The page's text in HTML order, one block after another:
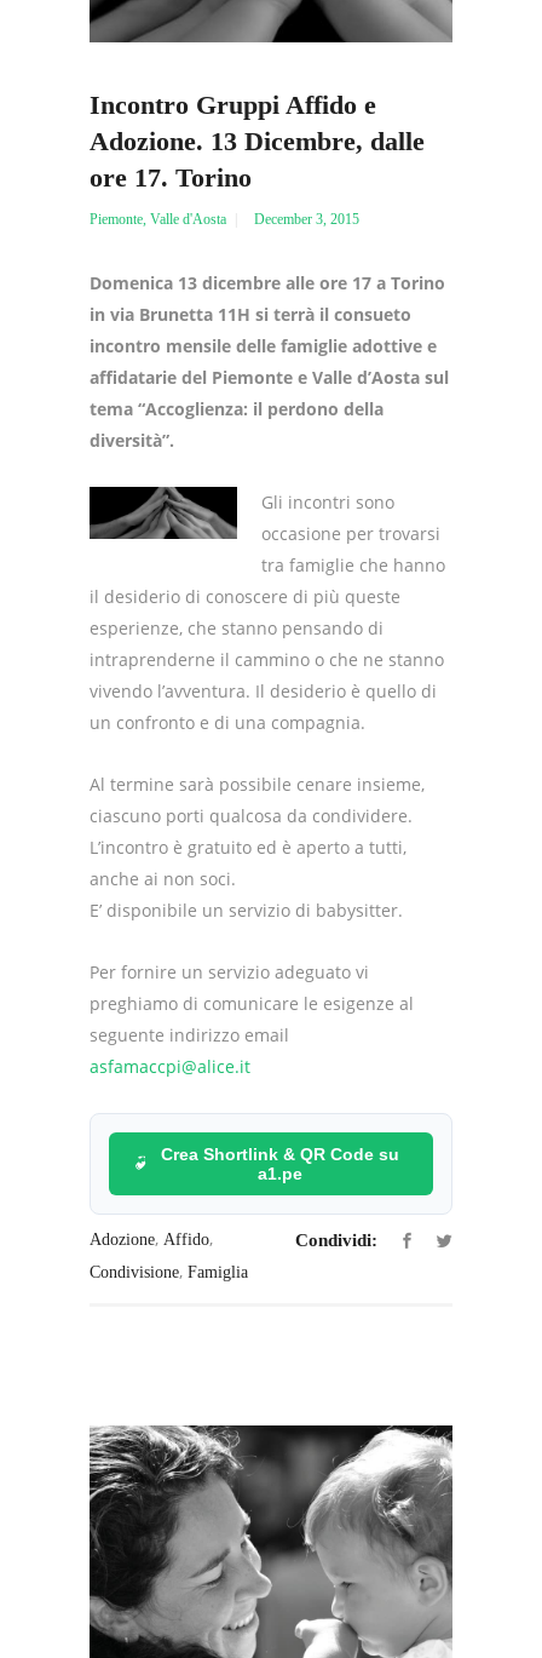
Incontro Gruppi Affido e
Adozione. 13 Dicembre, dalle
ore 17. Torino
Piemonte Valle d'Aosta December 3, 2015
Domenica 13 dicembre alle ore 17 a Torino
in via Brunetta 11H si terrà il consueto
incontro mensile delle famiglie adottive e
affidatarie del Piemonte e Valle d’Aosta sul
tema “Accoglienza: il perdono della
diversità”.
Gli incontri sono
occasione per trovarsi
tra famiglie che hanno
il desiderio di conoscere di più queste
esperienze, che stanno pensando di
intraprenderne il cammino o che ne stanno
vivendo l’avventura. Il desiderio è quello di
un confronto e di una compagnia.
Al termine sarà possibile cenare insieme,
ciascuno porti qualcosa da condividere.
L’incontro è gratuito ed è aperto a tutti,
anche ai non soci.
E’ disponibile un servizio di babysitter.
Per fornire un servizio adeguato vi
preghiamo di comunicare le esigenze al
seguente indirizzo email
asfamaccpi@alice.it
Crea Shortlink & QR Code su
a1.pe
Adozione, Affido,
Condivisione, Famiglia
Condividi: